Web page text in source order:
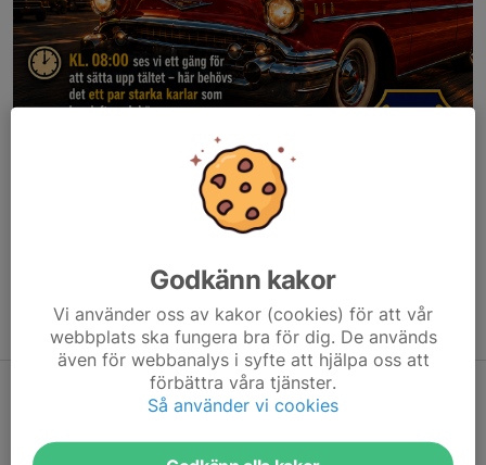
Det finns även anmälningslistor i stallet där man kan skriva upp
nedtagning av tältet.
Godkänn kakor
Vi använder oss av kakor (cookies) för att vår
webbplats ska fungera bra för dig. De används
även för webbanalys i syfte att hjälpa oss att
förbättra våra tjänster.
Så använder vi cookies